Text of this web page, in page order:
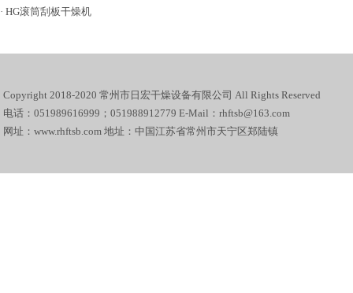
· HG滚筒刮板干燥机
Copyright 2018-2020 常州市日宏干燥设备有限公司 All Rights Reserved
电话：051989616999；051988912779 E-Mail：rhftsb@163.com
网址：www.rhftsb.com 地址：中国江苏省常州市天宁区郑陆镇